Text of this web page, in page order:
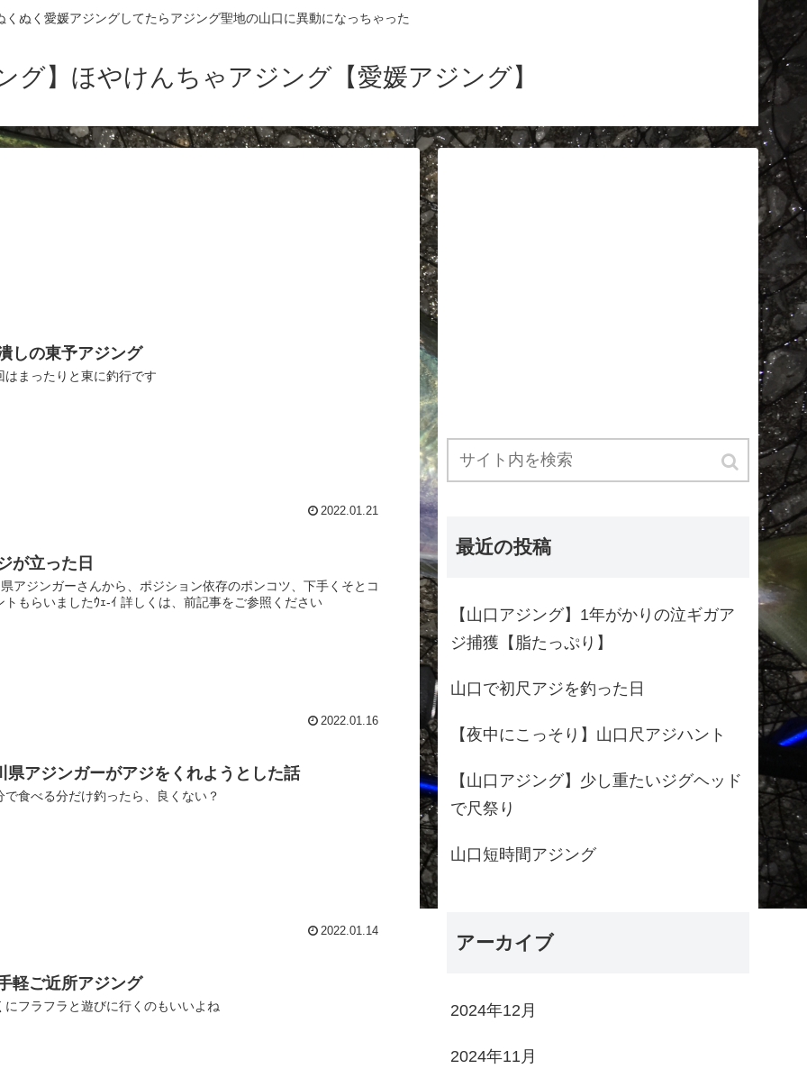
くぬく愛媛アジングしてたらアジング聖地の山口に異動になっちゃった
グ】ほやけんちゃアジング【愛媛アジング】
しの東予アジング
はまったりと東に釣行です
2022.01.21
が立った日
アジンガーさんから、ポジション依存のポンコツ、下手くそとコ
トもらいましたｳｪ-ｲ 詳しくは、前記事をご参照ください
2022.01.16
県アジンガーがアジをくれようとした話
で食べる分だけ釣ったら、良くない？
2022.01.14
軽ご近所アジング
にフラフラと遊びに行くのもいいよね
最近の投稿
【山口アジング】1年がかりの泣ギガア
ジ捕獲【脂たっぷり】
山口で初尺アジを釣った日
【夜中にこっそり】山口尺アジハント
【山口アジング】少し重たいジグヘッド
で尺祭り
山口短時間アジング
アーカイブ
2024年12月
2024年11月